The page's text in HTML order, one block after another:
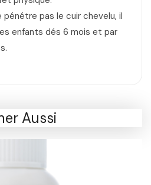
pénétre pas le cuir chevelu, il
enfants dés 6 mois et par
Aussi